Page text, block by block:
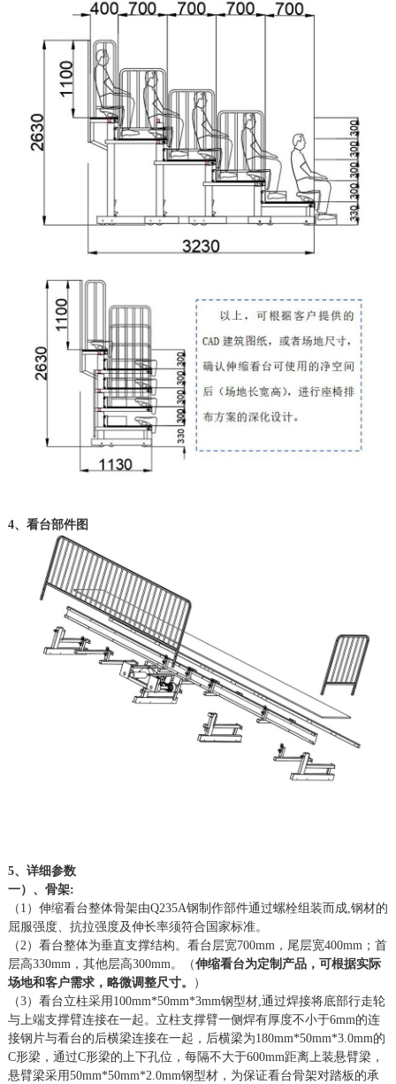
4、看台部件图
5、详细参数
一）、骨架:
（ 1）伸缩看台整体骨架由Q235A钢制作部件通过螺栓组装而成,钢材的
屈服强度、抗拉强度及伸长率须符合国家标准。
（2）看台整体为垂直支撑结构。看台层宽700mm，尾层宽400mm；首
层高330mm，其他层高300mm。 （伸缩看台为定制产品，可根据实际
场地和客户需求，略微调整尺寸。
）
（3）看台立柱采用100mm*50mm*3mm钢型材,通过焊接将底部行走轮
与上端支撑臂连接在一起。立柱支撑臂一侧焊有厚度不小于6mm的连
接钢片与看台的后横梁连接在一起，后横梁为180mm*50mm*3.0mm的
C形梁，通过C形梁的上下孔位，每隔不大于600mm距离上装悬臂梁，
悬臂梁采用50mm*50mm*2.0mm钢型材，为保证看台骨架对踏板的承